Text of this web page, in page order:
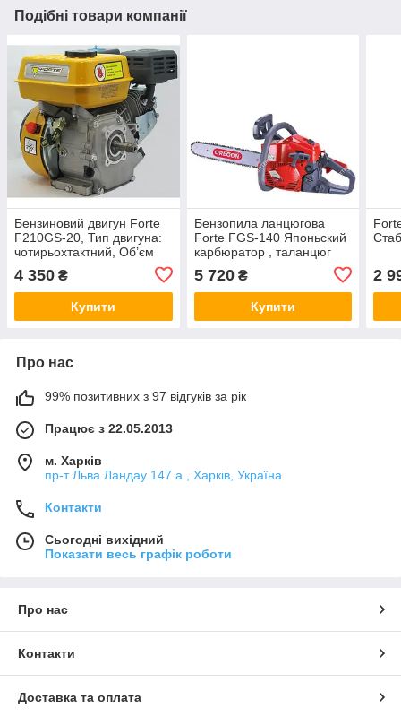
Подібні товари компанії
Бензиновий двигун Forte
F210GS-20, Тип двигуна:
чотирьохтактний, Об’єм
двигуна: 210 см³, Діаметр
валу: 20 мм, шпонка
4 350 ₴
Купити
Бензопила ланцюгова
Forte FGS-140 Японьский
карбюратор , таланцюг
5 720₴
Купити
2
Про нас
99% позитивних з 97 відгуків за рік
Працює з 22.05.2013
м. Харків
пр-т Льва Ландау 147 а , Харків, Україна
Контакти
Сьогодні вихідний
Показати весь графік роботи
Про нас
Контакти
Доставка та оплата